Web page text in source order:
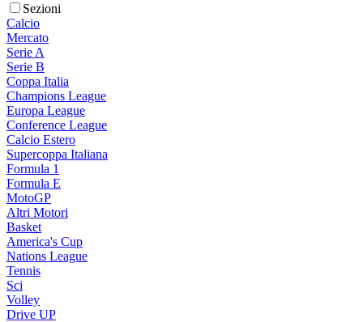
Sezioni
Calcio
Mercato
Serie A
Serie B
Coppa Italia
Champions League
Europa League
Conference League
Calcio Estero
Supercoppa Italiana
Formula 1
Formula E
MotoGP
Altri Motori
Basket
America's Cup
Nations League
Tennis
Sci
Volley
Drive UP